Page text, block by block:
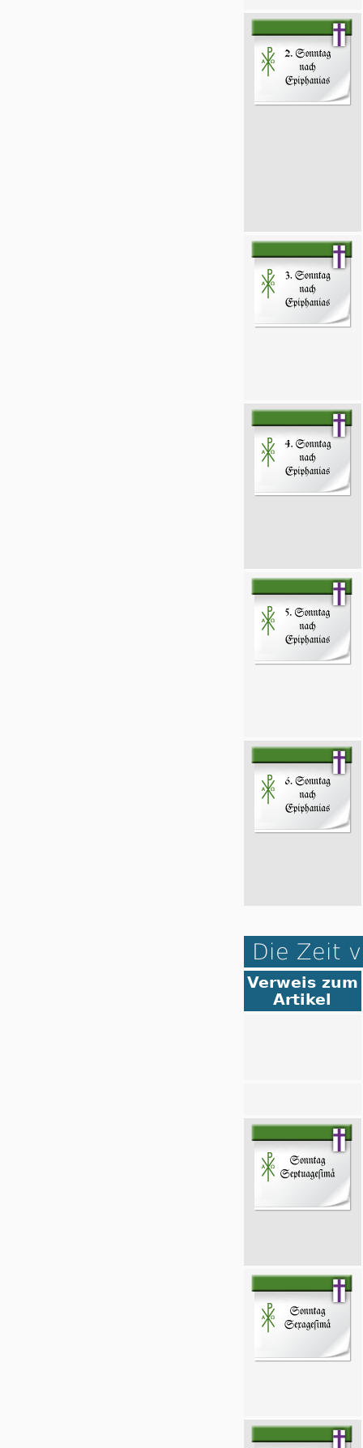
Die Zeit
Verweis zum
Artikel